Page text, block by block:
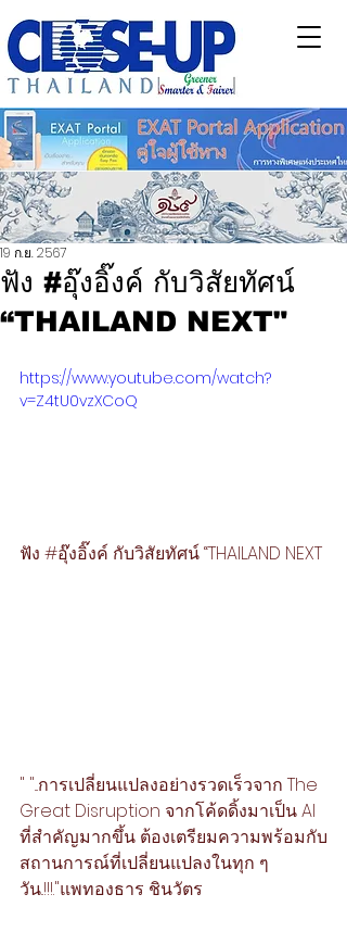
ฟัง #อุ๊งอิ๊งค์ กับวิสัยทัศน์
“THAILAND NEXT"
19 ก.ย. 2567
https://www.youtube.com/watch?
v=Z4tU0vzXCoQ
ฟัง #อุ๊งอิ๊งค์ กับวิสัยทัศน์ “THAILAND NEXT
" "...การเปลี่ยนแปลงอย่างรวดเร็วจาก The
Great Disruption จากโค้ดดิ้งมาเป็น AI
ที่สำคัญมากขึ้น ต้องเตรียมความพร้อมกับ
สถานการณ์ที่เปลี่ยนแปลงในทุก ๆ
วัน..!!!."แพทองธาร ชินวัตร